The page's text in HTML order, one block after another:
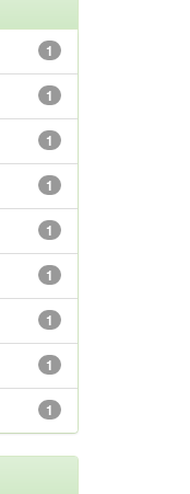
1
1
1
1
1
1
1
1
1